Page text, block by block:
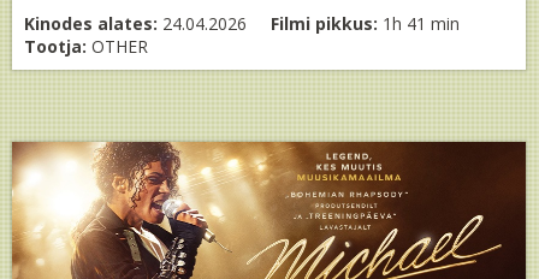
Kinodes alates: 24.04.2026 Filmi pikkus: 1h 41 min
Tootja: OTHER